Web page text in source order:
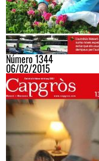
Número 1344
06/02/2015